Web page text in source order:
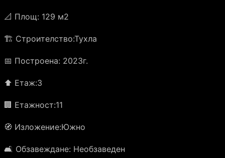
📐 Площ: 129 м2
🏗️ Строителство:Тухла
📅 Построена: 2023г.
⬆️ Етаж:3
🏢 Етажност:11
🧭 Изложение:Южно
🛋️ Обзавеждане: Необзаведен